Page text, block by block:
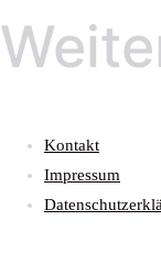
Kontakt
Impressum